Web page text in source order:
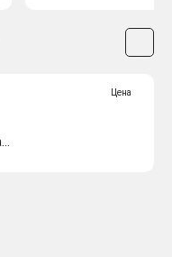
Цена